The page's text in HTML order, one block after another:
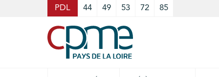
PDL 44 49 53 72 85
Cookies management panel